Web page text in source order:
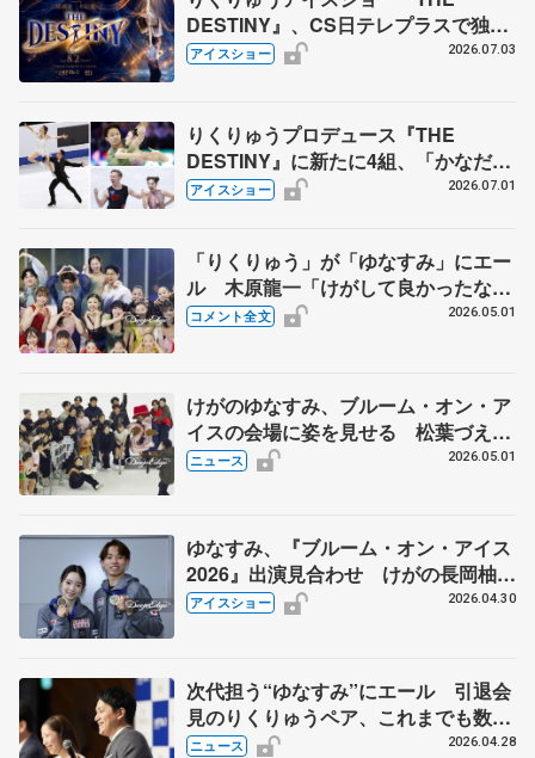
DESTINY』、CS日テレプラスで独占
生放送 8月2日午後1時から
アイスショー 2026.07.03
りくりゅうプロデュース『THE
DESTINY』に新たに4組、「かなだ
い」「ゆなすみ」ら 第3弾出演スケ
アイスショー 2026.07.01
「りくりゅう」が「ゆなすみ」にエー
ル 木原龍一「けがして良かったなと
思える日必ず来る」 【ブルームオン
コメント全文 2026.05.01
けがのゆなすみ、ブルーム・オン・ア
イスの会場に姿を見せる 松葉づえの
長岡、ファンに「早く治して、また元
ニュース 2026.05.01
ゆなすみ、『ブルーム・オン・アイス
2026』出演見合わせ けがの長岡柚奈
が「しっかりと治療に専念」とコメン
アイスショー 2026.04.30
次代担う“ゆなすみ”にエール 引退会
見のりくりゅうペア、これまでも数々
の助言
ニュース 2026.04.28